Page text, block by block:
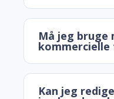
Må jeg
kommercielle
Kan jeg